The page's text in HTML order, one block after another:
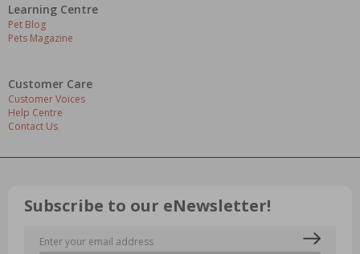
Learning Centre
Pet Blog
Pets Magazine
Customer Care
Customer Voices
Help Centre
Contact Us
Subscribe to our eNewsletter!